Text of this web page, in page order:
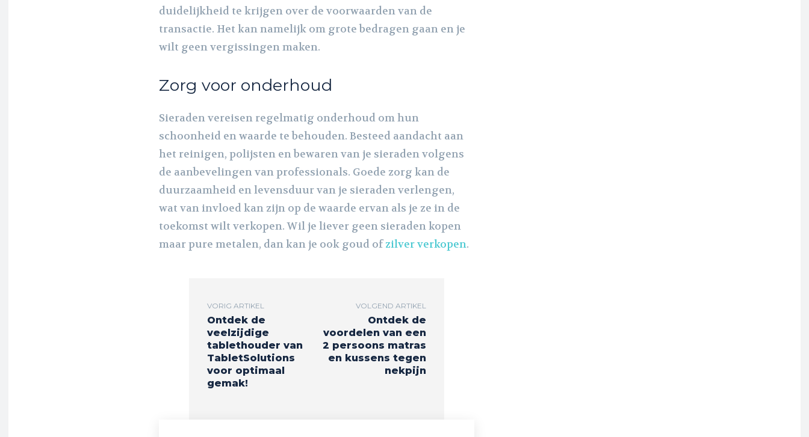
duidelijkheid te krijgen over de voorwaarden van de
transactie. Het kan namelijk om grote bedragen gaan en je
wilt geen vergissingen maken.
Zorg voor onderhoud
Sieraden vereisen regelmatig onderhoud om hun
schoonheid en waarde te behouden. Besteed aandacht aan
het reinigen, polijsten en bewaren van je sieraden volgens
de aanbevelingen van professionals. Goede zorg kan de
duurzaamheid en levensduur van je sieraden verlengen,
wat van invloed kan zijn op de waarde ervan als je ze in de
toekomst wilt verkopen. Wil je liever geen sieraden kopen
maar pure metalen, dan kan je ook goud ofzilver verkopen.
VORIG ARTIKEL
Ontdek de
veelzijdige
tablethouder van
TabletSolutions
voor optimaal
gemak!
VOLGEND ARTIKEL
Ontdek de
voordelen van een
2 persoons matras
en kussens tegen
nekpijn